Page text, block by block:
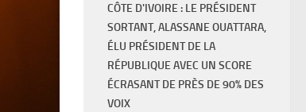
CÔTE D'IVOIRE : LE PRÉSIDENT
SORTANT, ALASSANE OUATTARA,
ÉLU PRÉSIDENT DE LA
RÉPUBLIQUE AVEC UN SCORE
ÉCRASANT DE PRÈS DE 90% DES
VOIX